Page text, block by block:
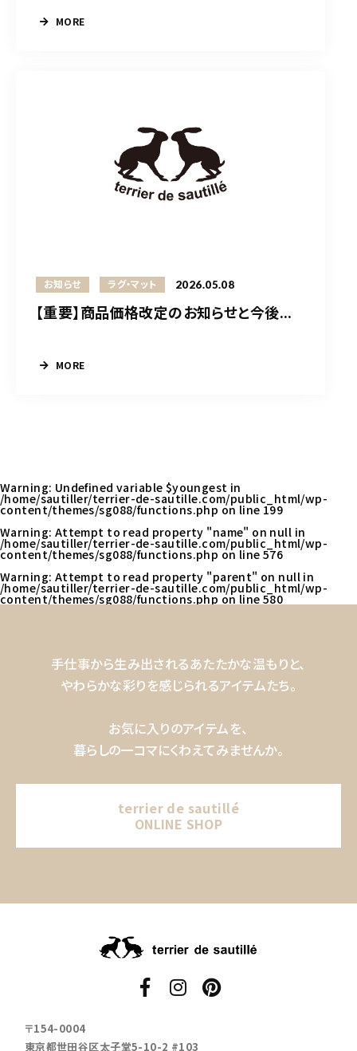
MORE
お知らせ ラグ・マット 2026.05.08
【重要】商品価格改定のお知らせと今後...
MORE
Warning: Undefined variable $youngest in
/home/sautiller/terrier-de-sautille.com/public_html/wp-
content/themes/sg088/functions.php on line 199
Warning: Attempt to read property "name" on null in
/home/sautiller/terrier-de-sautille.com/public_html/wp-
content/themes/sg088/functions.php on line576
Warning: Attempt to read property "parent" on null in
/home/sautiller/terrier-de-sautille.com/public_html/wp-
content/themes/sg088/functions.php on line580
手仕事から生み出されるあたたかな温もりと、
やわらかな彩りを感じられるアイテムたち。
お気に入りのアイテムを、
暮らしの一コマにくわえてみませんか。
terrier de sautillé
ONLINE SHOP
〒154-0004
東京都世田谷区太子堂5-10-2 #103